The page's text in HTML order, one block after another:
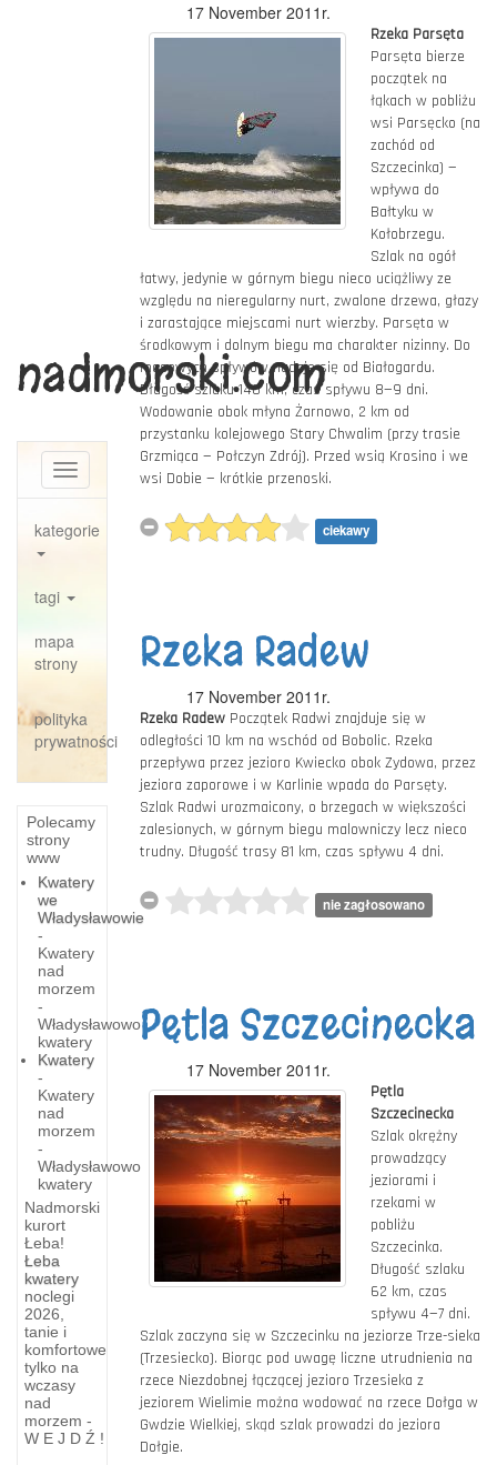
nadmorski.com
Toggle
navigation
kategorie
tagi
mapa
strony
polityka
prywatności
Polecamy
strony
www
Kwatery
we
Władysławowie
-
Kwatery
nad
morzem
-
Władysławowo
kwatery
Kwatery
-
Kwatery
nad
morzem
-
Władysławowo
kwatery
Nadmorski
kurort
Łeba!
Łeba
kwatery
noclegi
2026,
tanie i
komfortowe
tylko na
wczasy
nad
morzem -
W E J D Ź !
Białogarda-
kaszubska
wioska
Bialogarda-
lezy w
polowie
drogi
17 November 2011r.
Rzeka Parsęta
Parsęta bierze
początek na
łąkach w pobliżu
wsi Parsęcko (na
zachód od
Szczecinka) —
wpływa do
Bałtyku w
Kołobrzegu.
Szlak na ogół
łatwy, jedynie w górnym biegu nieco uciążliwy ze
względu na nieregularny nurt, zwalone drzewa, głazy
i zarastające miejscami nurt wierzby. Parsęta w
środkowym i dolnym biegu ma charakter nizinny. Do
masowych spływów nadaje się od Białogardu.
Długość szlaku 140 km, czas spływu 8—9 dni.
Wodowanie obok młyna Żarnowo, 2 km od
przystanku kolejowego Stary Chwalim (przy trasie
Grzmiąca — Połczyn Zdrój). Przed wsią Krosino i we
wsi Dobie — krótkie przenoski.
ciekawy
Rzeka Radew
17 November 2011r.
Rzeka Radew Początek Radwi znajduje się w
odległości 10 km na wschód od Bobolic. Rzeka
przepływa przez jezioro Kwiecko obok Zydowa, przez
jeziora zaporowe i w Karlinie wpada do Parsęty.
Szlak Radwi urozmaicony, o brzegach w większości
zalesionych, w górnym biegu malowniczy lecz nieco
trudny. Długość trasy 81 km, czas spływu 4 dni.
nie zagłosowano
Pętla Szczecinecka
17 November 2011r.
Pętla
Szczecinecka
Szlak okrężny
prowadzący
jeziorami i
rzekami w
pobliżu
Szczecinka.
Długość szlaku
62 km, czas
spływu 4—7 dni.
Szlak zaczyna się w Szczecinku na jeziorze Trze-sieka
(Trzesiecko). Biorąc pod uwagę liczne utrudnienia na
rzece Niezdobnej łączącej jezioro Trzesieka z
jeziorem Wielimie można wodować na rzece Dołga w
Gwdzie Wielkiej, skąd szlak prowadzi do jeziora
Dołgie.